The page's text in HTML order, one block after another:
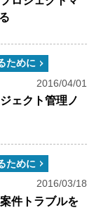
ために
2016/04/01
ェクト管理ノ
ために
2016/03/18
件トラブルを